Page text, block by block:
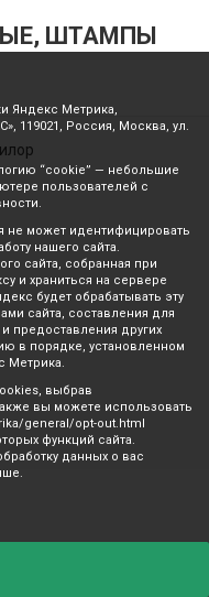
ШТАМПЫ
Яндекс Метрика,
119021, Россия, Москва, ул.
“cookie” — небольшие
пользователей с
может идентифицировать
нашего сайта.
сайта, собранная при
и храниться на сервере
будет обрабатывать эту
сайта, составления для
предоставления других
в порядке, установленном
Метрика.
выбрав
вы можете использовать
general/opt-out.html
функций сайта.
данных о вас